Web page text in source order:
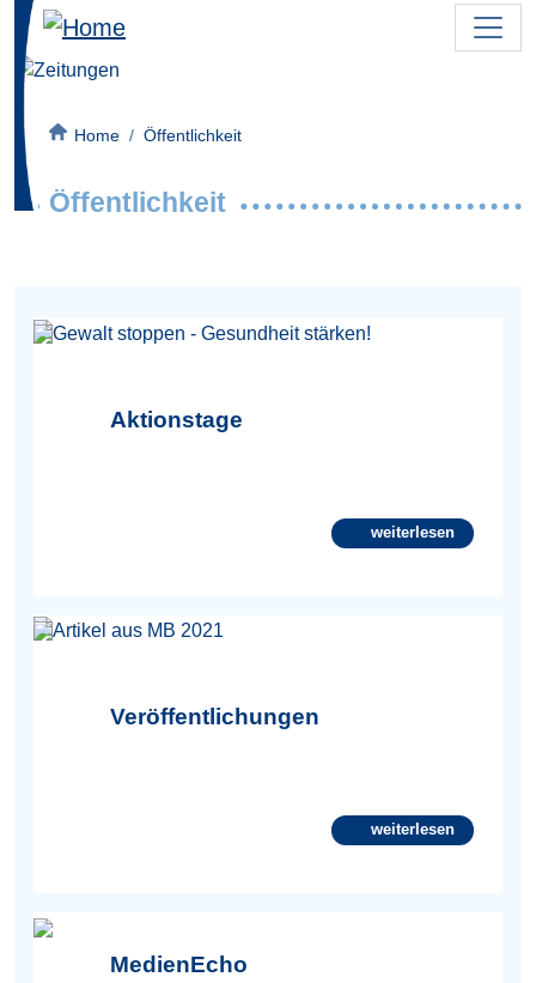
Direkt zum Inhalt
Bild
Pfadnavigation
Home Öffentlichkeit
Öffentlichkeit
Bild
Aktionstage
weiterlesen
Bild
Veröffentlichungen
weiterlesen
MedienEcho